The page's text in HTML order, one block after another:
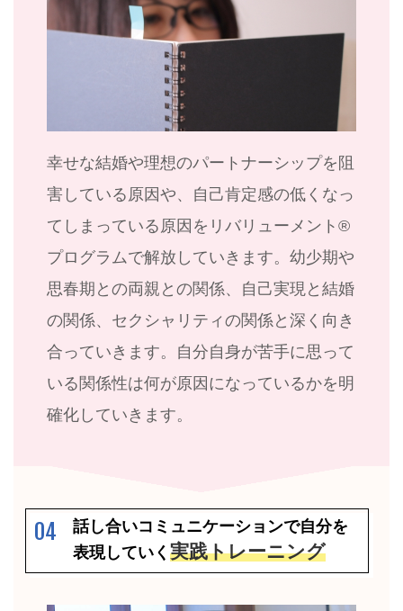
幸せな結婚や理想のパートナーシップを阻
害している原因や、自己肯定感の低くなっ
てしまっている原因をリバリューメント®︎
プログラムで解放していきます。幼少期や
思春期との両親との関係、自己実現と結婚
の関係、セクシャリティの関係と深く向き
合っていきます。自分自身が苦手に思って
いる関係性は何が原因になっているかを明
確化していきます。
04
話し合いコミュニケーションで自分を
表現していく 実践トレーニング